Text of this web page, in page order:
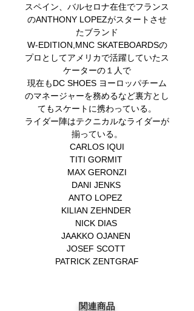
スペイン、バルセロナ在住でフランス
のANTHONY LOPEZがスタートさせ
たブランド
W-EDITION,MNC SKATEBOARDSの
プロとしてアメリカで活躍していたス
ケーターの１人で
現在もDC SHOES ヨーロッパチーム
のマネージャーを務めるなど裏方とし
てもスケートに携わっている。
ライダー陣はテクニカルなライダーが
揃っている。
CARLOS IQUI
TITI GORMIT
MAX GERONZI
DANI JENKS
ANTO LOPEZ
KILIAN ZEHNDER
NICK DIAS
JAAKKO OJANEN
JOSEF SCOTT
PATRICK ZENTGRAF
関連商品